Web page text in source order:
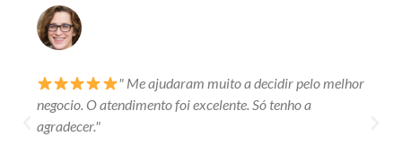
" Me ajudaram muito a decidir pelo melhor
negocio. O atendimento foi excelente. Só tenho a
agradecer."